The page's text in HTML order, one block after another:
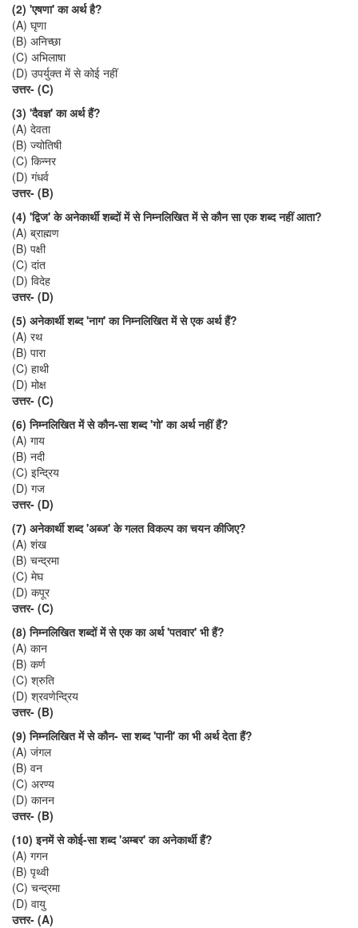
(2) 'एषणा' का अर्थ है?
(A) घृणा
(B) अनिच्छा
(C) अभिलाषा
(D) उपर्युक्त में से कोई नहीं
उत्तर- (C)
(3) 'दैवज्ञ' का अर्थ हैं?
(A) देवता
(B) ज्योतिषी
(C) किन्नर
(D) गंधर्व
उत्तर- (B)
(4) 'द्विज' के अनेकार्थी शब्दों में से निम्नलिखित में से कौन सा एक शब्द नहीं आता?
(A) ब्राह्मण
(B) पक्षी
(C) दांत
(D) विदेह
उत्तर- (D)
(5) अनेकार्थी शब्द 'नाग' का निम्नलिखित में से एक अर्थ हैं?
(A) रथ
(B) पारा
(C) हाथी
(D) मोक्ष
उत्तर- (C)
(6) निम्नलिखित में से कौन-सा शब्द 'गो' का अर्थ नहीं हैं?
(A) गाय
(B) नदी
(C) इन्द्रिय
(D) गज
उत्तर- (D)
(7) अनेकार्थी शब्द 'अब्ज' के गलत विकल्प का चयन कीजिए?
(A) शंख
(B) चन्द्रमा
(C) मेघ
(D) कपूर
उत्तर- (C)
(8) निम्नलिखित शब्दों में से एक का अर्थ 'पतवार' भी हैं?
(A) कान
(B) कर्ण
(C) श्रुति
(D) श्रवणेन्द्रिय
उत्तर- (B)
(9) निम्नलिखित में से कौन- सा शब्द 'पानी' का भी अर्थ देता हैं?
(A) जंगल
(B) वन
(C) अरण्य
(D) कानन
उत्तर- (B)
(10) इनमें से कोई-सा शब्द 'अम्बर' का अनेकार्थी हैं?
(A) गगन
(B) पृथ्वी
(C) चन्द्रमा
(D) वायु
उत्तर- (A)